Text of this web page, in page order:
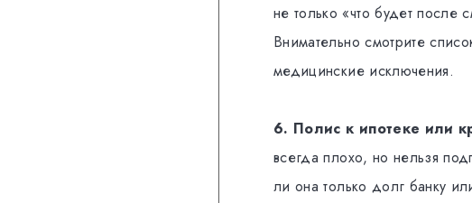
не только «что будет после
Внимательно смотрите
медицинские исключения.
6. Полис к ипотеке или
всегда плохо, но нельзя
ли она только долг банку